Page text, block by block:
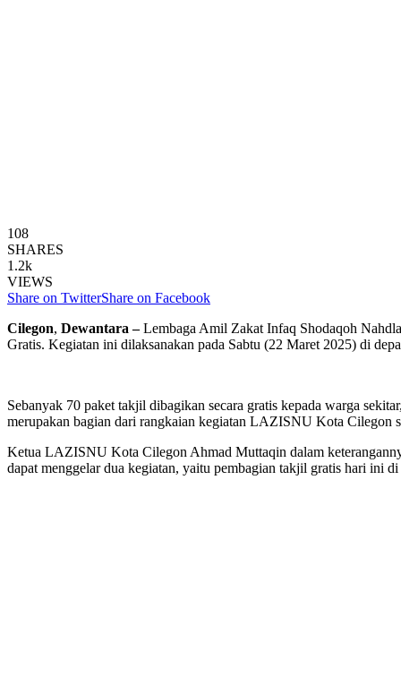
108
SHARES
1.2k
VIEWS
Share on TwitterShare on Facebook
Cilegon, Dewantara –Lembaga Amil Zakat Infaq Shodaqoh
Gratis. Kegiatan ini dilaksanakan pada Sabtu (22 Maret 2025) di
Sebanyak 70 paket takjil dibagikan secara gratis kepada warga
merupakan bagian dari rangkaian kegiatan LAZISNU Kota Cilegon
Ketua LAZISNU Kota Cilegon Ahmad Muttaqin dalam
dapat menggelar dua kegiatan, yaitu pembagian takjil gratis hari ini